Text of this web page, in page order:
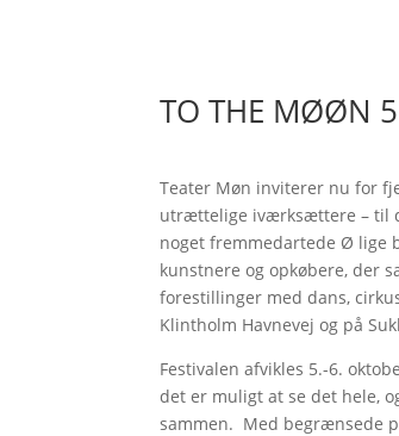
TO THE MØØN
Teater Møn inviterer nu for
utrættelige iværksættere – til
noget fremmedartede Ø lige
kunstnere og opkøbere, der
forestillinger med dans,
Klintholm Havnevej og på
Festivalen afvikles 5.-6.
det er muligt at se det hele,
sammen. Med begrænsede